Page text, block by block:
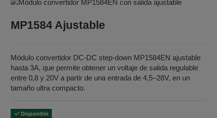
MP1584 Ajustable
Módulo convertidor DC‑DC step‑down MP1584EN ajustable
hasta 3A, que permite obtener un voltaje de salida regulable
entre 0,8 y 20V a partir de una entrada de 4,5–28V, en un
tamaño ultra compacto.
Disponible